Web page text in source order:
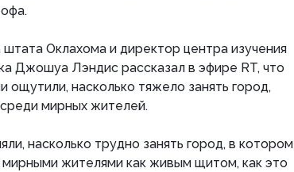
Оклахома и директор центра изучения
Джошуа Лэндис рассказал в эфире RT, что
ощутили, насколько тяжело занять город,
мирных жителей.
насколько трудно занять город, в котором
мирными жителями как живым щитом, как это